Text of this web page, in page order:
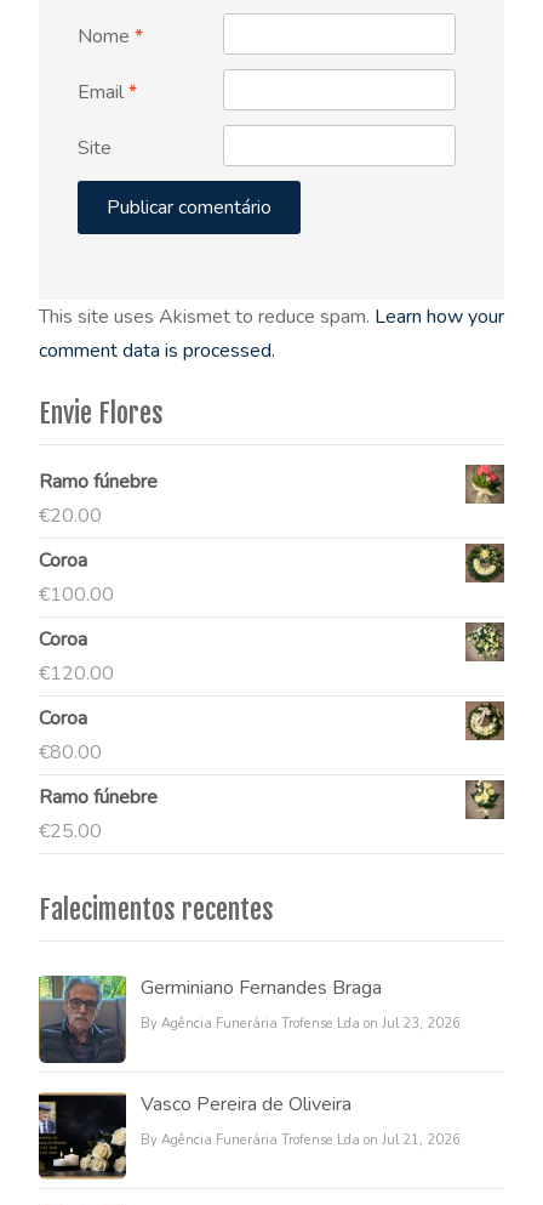
Nome *
Email*
Site
This site uses Akismet to reduce spam. Learn how your
comment data is processed.
Envie Flores
Ramo fúnebre
€20.00
Coroa
€100.00
Coroa
€120.00
Coroa
€80.00
Ramo fúnebre
€25.00
Falecimentos recentes
Germiniano Fernandes Braga
By Agência Funerária Trofense Lda on Jul 23, 2026
Vasco Pereira de Oliveira
By Agência Funerária Trofense Lda on Jul 21, 2026